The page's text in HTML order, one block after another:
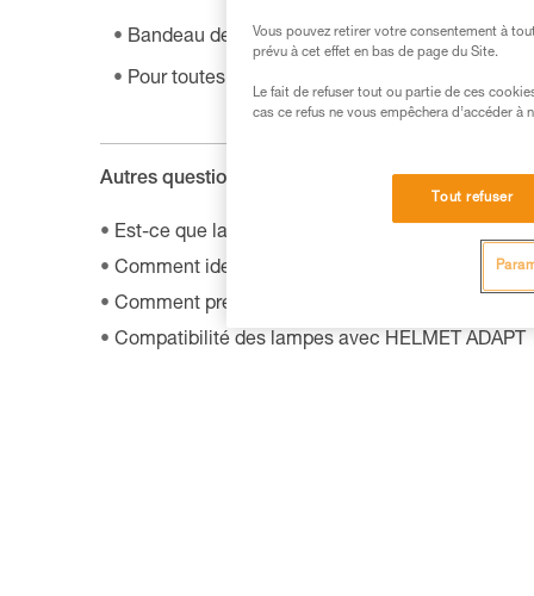
Bandeau de rechange pour DUO et ULTRA®
Pour toutes les autres lampes :
Autres questions de la FAQ :
Est-ce que la lampe conserve les mêmes
Comment identifier le modèle et l'âge de ma
Comment prendre soin d'un bandeau de lampe
Compatibilité des lampes avec HELMET ADAPT
Vous pouvez retirer votre consentement à
prévu à cet effet en bas de page du Site.
Le fait de refuser tout ou partie de ces
cas ce refus ne vous empêchera d’accéder à
Tout refuser